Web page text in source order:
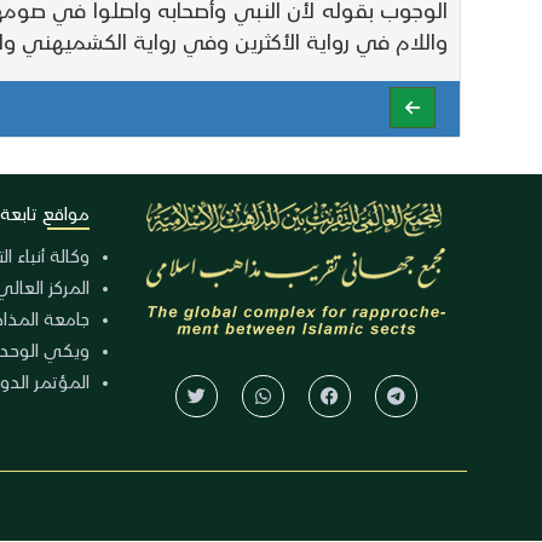
الوجوب بقوله لأن النبي وأصحابه واصلوا في
واللام في رواية الأكثرين وفي رواية
مواقع تابعة
وكالة أنباء
المركز
جامعة
ويكي
المؤتمر الدولي الـ 39